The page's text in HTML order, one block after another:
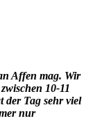
Affen mag. Wir
10-11
der Tag sehr viel
nur